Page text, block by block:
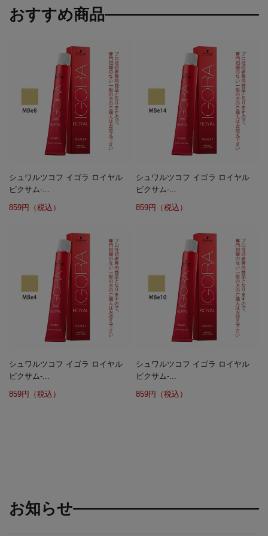
おすすめ商品
シュワルツコフ イゴラ ロイヤル
ピクサム-...
859円（税込）
シュワルツコフ イゴラ ロイヤル
ピクサム-...
859円（税込）
シュワルツコフ イゴラ ロイヤル
ピクサム-...
859円（税込）
シュワルツコフ イゴラ ロイヤル
ピクサム-...
859円（税込）
お知らせ